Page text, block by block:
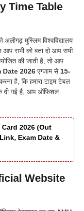
Time Table
मुस्लिम विश्वविद्यालय
आप सभी को बता दो आप सभी
की जाती है, तो आप
2026 एग्जाम से15-
है, कि हमारा टाइम टेबल
दी गई है, आप ऑफिशल
Card 2026 (Out
Exam Date &
Website